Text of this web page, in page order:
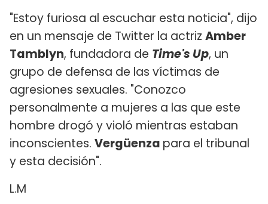
"Estoy furiosa al escuchar esta noticia", dijo
en un mensaje de Twitter la actriz Amber
Tamblyn, fundadora de Time's Up, un
grupo de defensa de las víctimas de
agresiones sexuales. "Conozco
personalmente a mujeres a las que este
hombre drogó y violó mientras estaban
inconscientes. Vergüenza para el tribunal
y esta decisión".
L.M